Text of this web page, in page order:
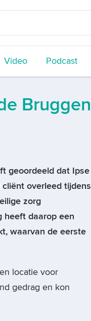
Video Podcast
Bruggen
geoordeeld dat Ipse
overleed tijdens
zorg
heeft daarop een
waarvan de eerste
locatie voor
gedrag en kon